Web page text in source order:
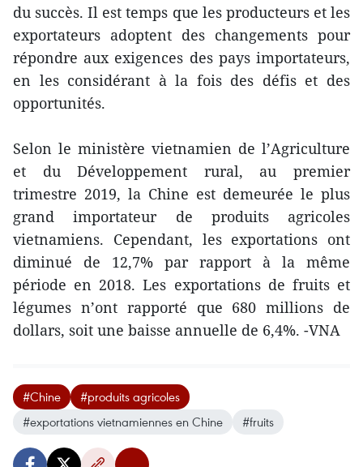
du succès. Il est temps que les producteurs et les
exportateurs adoptent des changements pour
répondre aux exigences des pays importateurs,
en les considérant à la fois des défis et des
opportunités.
Selon le ministère vietnamien de l’Agriculture
et du Développement rural, au premier
trimestre 2019, la Chine est demeurée le plus
grand importateur de produits agricoles
vietnamiens. Cependant, les exportations ont
diminué de 12,7% par rapport à la même
période en 2018. Les exportations de fruits et
légumes n’ont rapporté que 680 millions de
dollars, soit une baisse annuelle de 6,4%. -VNA
#Chine
#produits agricoles
#exportations vietnamiennes en Chine
#fruits